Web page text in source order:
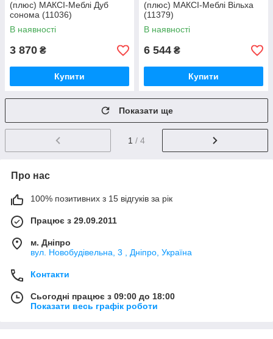
(плюс) МАКСІ-Меблі Дуб
сонома (11036)
В наявності
3 870 ₴
Купити
(плюс) МАКСІ-Меблі Вільха
(11379)
В наявності
6 544 ₴
Купити
Показати ще
1 / 4
Про нас
100% позитивних з 15 відгуків за рік
Працює з 29.09.2011
м. Дніпро
вул. Новобудівельна, 3 , Дніпро, Україна
Контакти
Сьогодні працює з 09:00 до 18:00
Показати весь графік роботи